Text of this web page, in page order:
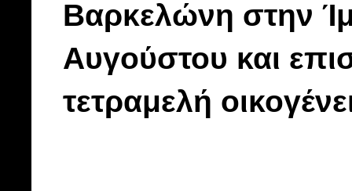
Βαρκελώνη στην
Αυγούστου και
τετραμελή